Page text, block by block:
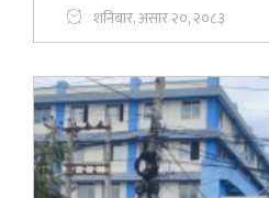
शनिबार, असार २०, २०८३